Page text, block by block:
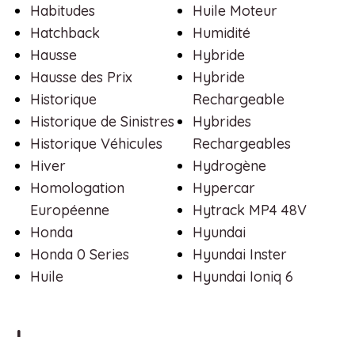
Habitudes
Hatchback
Hausse
Hausse des Prix
Historique
Historique de Sinistres
Historique Véhicules
Hiver
Homologation
Européenne
Honda
Honda 0 Series
Huile
Huile Moteur
Humidité
Hybride
Hybride
Rechargeable
Hybrides
Rechargeables
Hydrogène
Hypercar
Hytrack MP4 48V
Hyundai
Hyundai Inster
Hyundai Ioniq 6